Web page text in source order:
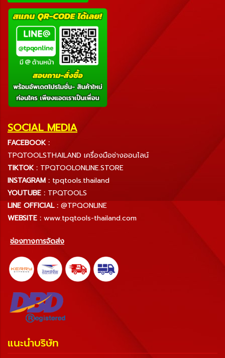
SOCIAL MEDIA
FACEBOOK :
TPQTOOLSTHAILAND เครื่องมือช่างออนไลน์
TIKTOK : TPQTOOLONLINE.STORE
INSTAGRAM : tpqtools.thailand
YOUTUBE : TPQTOOLS
LINE OFFICIAL : @TPQONLINE
WEBSITE : www.tpqtools-thailand.com
ช่องทางการจัดส่ง
แนะนำบริษัท